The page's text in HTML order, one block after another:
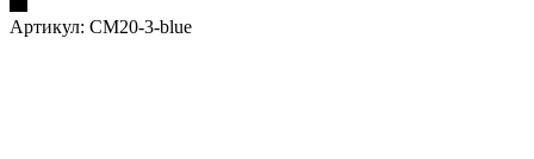
Артикул: CM20-3-blue